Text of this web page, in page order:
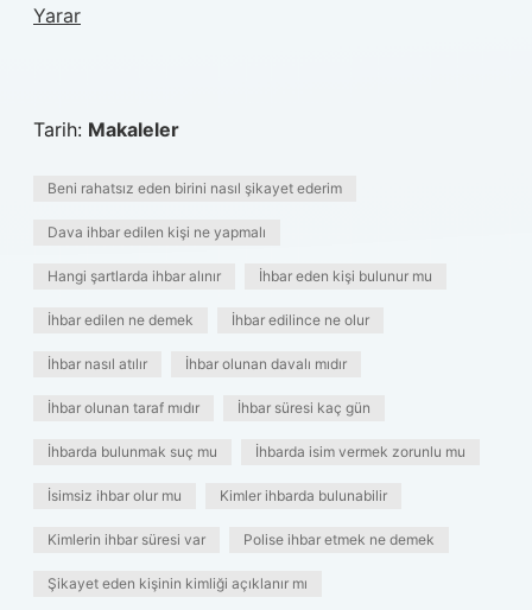
Yarar
Tarih: Makaleler
Beni rahatsız eden birini nasıl şikayet ederim
Dava ihbar edilen kişi ne yapmalı
Hangi şartlarda ihbar alınır İhbar eden kişi bulunur mu
İhbar edilen ne demek İhbar edilince ne olur
İhbar nasıl atılır İhbar olunan davalı mıdır
İhbar olunan taraf mıdır İhbar süresi kaç gün
İhbarda bulunmak suç mu İhbarda isim vermek zorunlu mu
İsimsiz ihbar olur mu Kimler ihbarda bulunabilir
Kimlerin ihbar süresi var Polise ihbar etmek ne demek
Şikayet eden kişinin kimliği açıklanır mı